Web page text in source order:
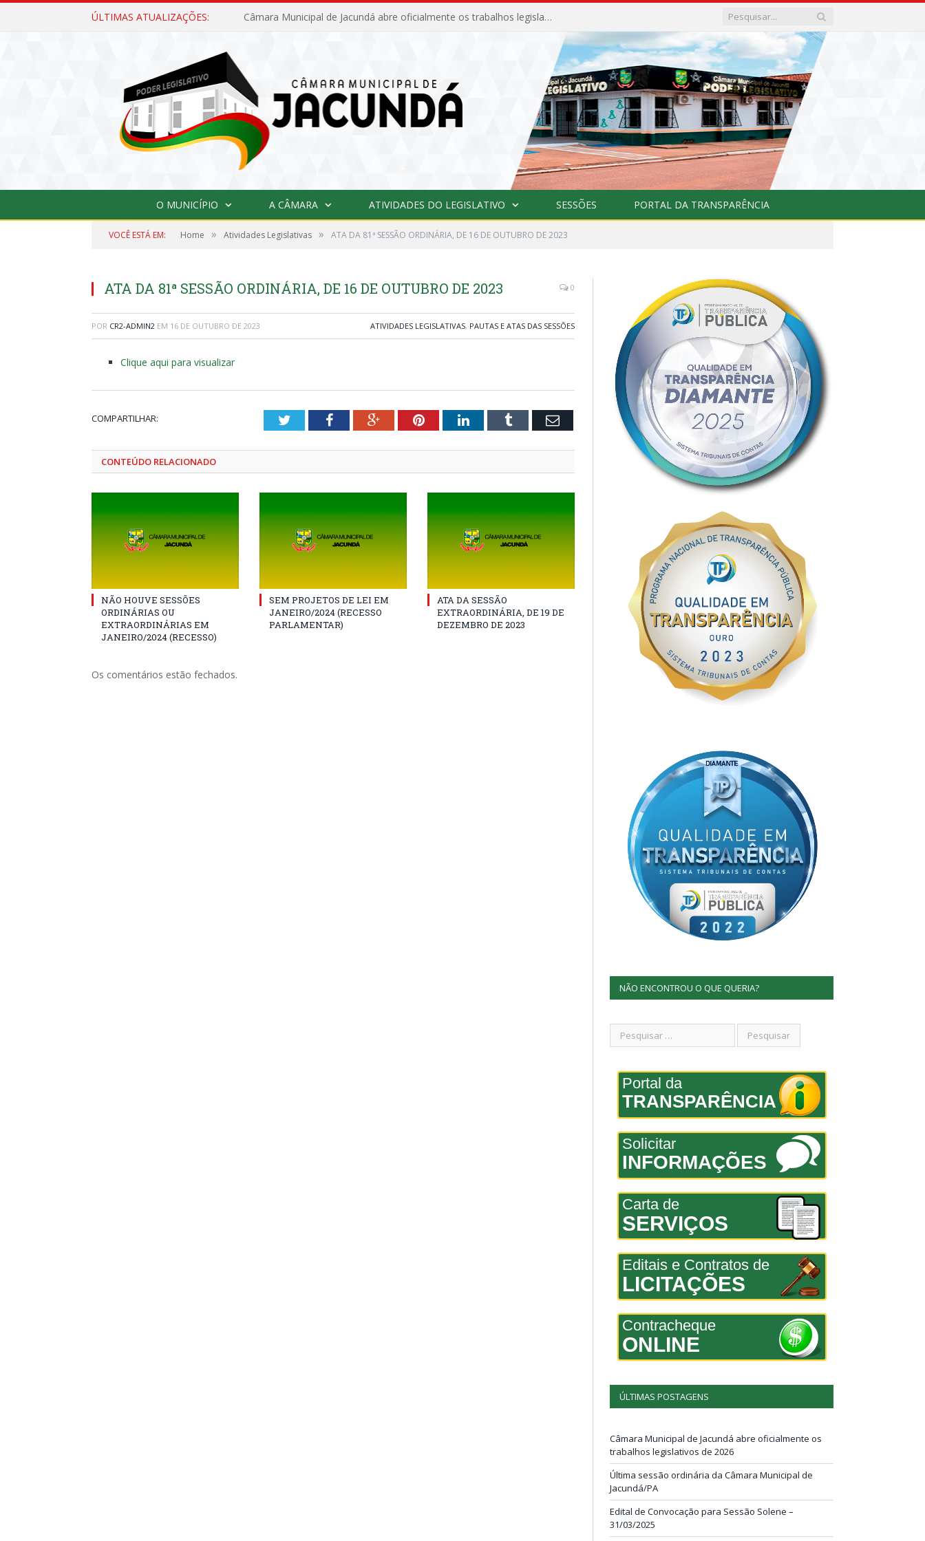
ÚLTIMAS ATUALIZAÇÕES: Câmara Municipal de Jacundá abre oficialmente os trabalhos legislativos de 2026
O MUNICÍPIO A CÂMARA ATIVIDADES DO LEGISLATIVO SESSÕES PORTAL DA TRANSPARÊNCIA
VOCÊ ESTÁ EM: Home » Atividades Legislativas » ATA DA 81ª SESSÃO ORDINÁRIA, DE 16 DE OUTUBRO DE 2023
ATA DA 81ª SESSÃO ORDINÁRIA, DE 16 DE OUTUBRO DE 2023 0
POR CR2-ADMIN2 EM 16 DE OUTUBRO DE 2023 ATIVIDADES LEGISLATIVAS, PAUTAS E ATAS DAS SESSÕES
Clique aqui para visualizar
COMPARTILHAR: TwitterFacebookGoogle+PinterestLinkedInTumblr Email
CONTEÚDO RELACIONADO
NÃO HOUVE SESSÕES
ORDINÁRIAS OU
EXTRAORDINÁRIAS EM
JANEIRO/2024 (RECESSO)
SEM PROJETOS DE LEI EM
JANEIRO/2024 (RECESSO
PARLAMENTAR)
ATA DA SESSÃO
EXTRAORDINÁRIA, DE 19 DE
DEZEMBRO DE 2023
Os comentários estão fechados.
NÃO ENCONTROU O QUE QUERIA?
Portal da
TRANSPARÊNCIA
Solicitar
INFORMAÇÕES
Carta de
SERVIÇOS
Editais e Contratos de
LICITAÇÕES
Contracheque
ONLINE
ÚLTIMAS POSTAGENS
Câmara Municipal de Jacundá abre oficialmente os
trabalhos legislativos de 2026
Última sessão ordinária da Câmara Municipal de
Jacundá/PA
Edital de Convocação para Sessão Solene –
31/03/2025